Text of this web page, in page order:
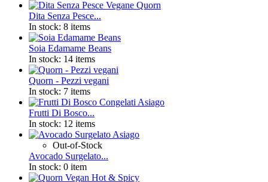
Dita Senza Pesce...
In stock: 8 items
Soia Edamame Beans
In stock: 14 items
Quorn - Pezzi vegani
In stock: 7 items
Frutti Di Bosco...
In stock: 12 items
Out-of-Stock
Avocado Surgelato...
In stock: 0 item